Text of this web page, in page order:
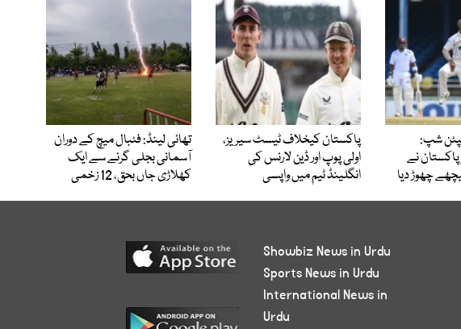
شپ:
پاکستان نے
چھوڑ دیا
پاکستان کیخلاف ٹیسٹ سیریز،
اولی پوپ اور ڈین لارنس کی
انگلینڈ ٹیم میں واپسی
تھائی لینڈ: فٹبال میچ کے دوران
آسمانی بجلی گرنے سے ایک
کھلاڑی جاں بحق، 12 زخمی
Showbiz News in Urdu
Sports News in Urdu
International News in
Urdu